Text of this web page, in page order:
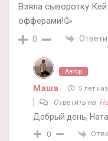
Взяла сыворотку
офферами!🥳
0
Автор
Маша 5 лет
Ответить на
Добрый день,
0